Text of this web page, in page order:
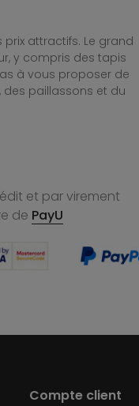
attractifs. Le grand
y compris des tapis
à vous proposer de
des paillassons et du
et par virement
de PayU
Compte client